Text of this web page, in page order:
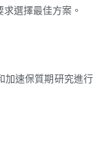
選擇最佳方案。
加速保質期研究進行